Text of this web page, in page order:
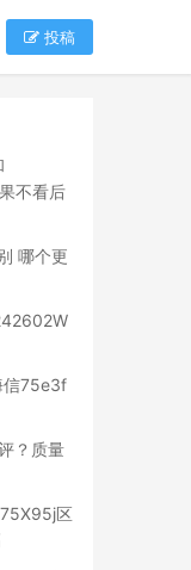
投稿
不看后
哪个更
信75e3f
？质量
区